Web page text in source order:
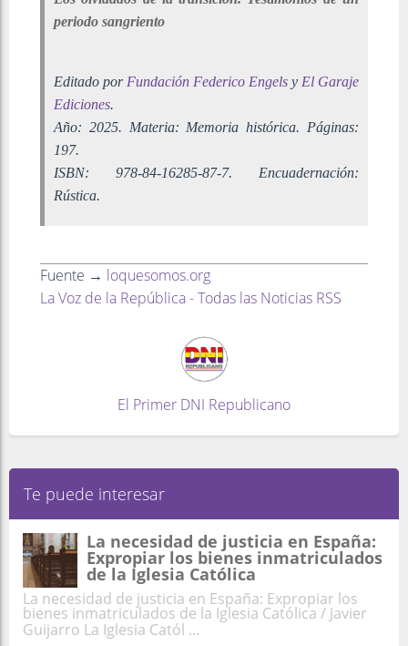
periodo sangriento
Editado por Fundación Federico Engels y El Garaje
Ediciones.
Año: 2025. Materia: Memoria histórica. Páginas:
197.
ISBN: 978-84-16285-87-7. Encuadernación:
Rústica.
Fuente → loquesomos.org
La Voz de la República - Todas las Noticias RSS
El Primer DNI Republicano
Te puede interesar
La necesidad de justicia en España:
Expropiar los bienes inmatriculados
de la Iglesia Católica
La necesidad de justicia en España: Expropiar los
bienes inmatriculados de la Iglesia Católica / Javier
Guijarro La Iglesia Catól ...